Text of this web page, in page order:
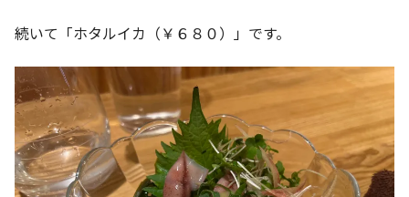
続いて「ホタルイカ（￥６８０）」です。